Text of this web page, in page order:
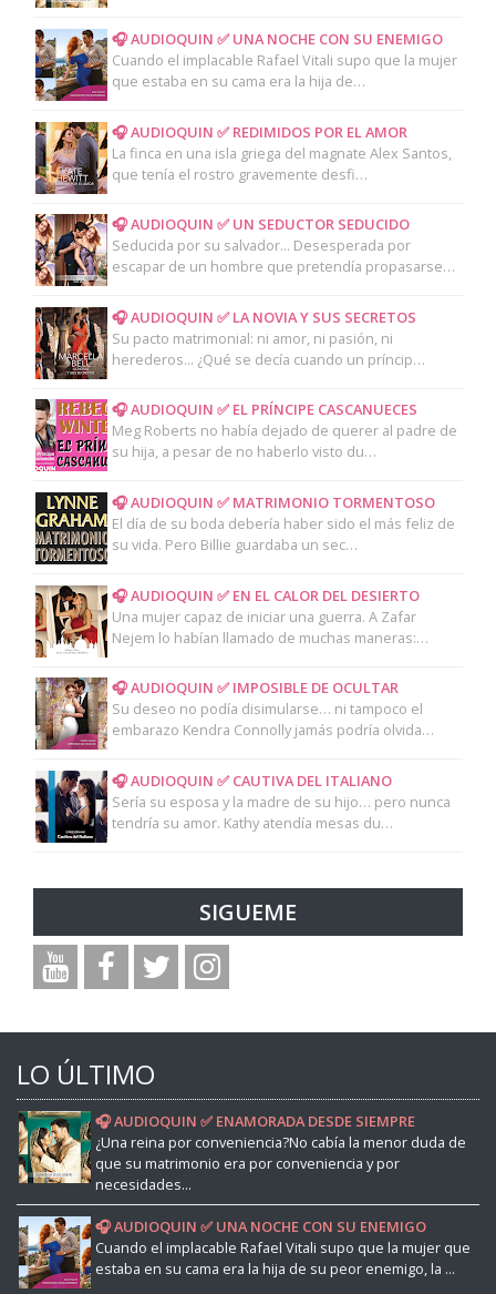
🎧 AUDIOQUIN ✅ UNA NOCHE CON SU ENEMIGO
Cuando el implacable Rafael Vitali supo que la mujer
que estaba en su cama era la hija de…
🎧 AUDIOQUIN ✅ REDIMIDOS POR EL AMOR
La finca en una isla griega del magnate Alex Santos,
que tenía el rostro gravemente desfi…
🎧 AUDIOQUIN ✅ UN SEDUCTOR SEDUCIDO
Seducida por su salvador... Desesperada por
escapar de un hombre que pretendía propasarse…
🎧 AUDIOQUIN ✅ LA NOVIA Y SUS SECRETOS
Su pacto matrimonial: ni amor, ni pasión, ni
herederos... ¿Qué se decía cuando un príncip…
🎧 AUDIOQUIN ✅ EL PRÍNCIPE CASCANUECES
Meg Roberts no había dejado de querer al padre de
su hija, a pesar de no haberlo visto du…
🎧 AUDIOQUIN ✅ MATRIMONIO TORMENTOSO
El día de su boda debería haber sido el más feliz de
su vida. Pero Billie guardaba un sec…
🎧 AUDIOQUIN ✅ EN EL CALOR DEL DESIERTO
Una mujer capaz de iniciar una guerra. A Zafar
Nejem lo habían llamado de muchas maneras:…
🎧 AUDIOQUIN ✅ IMPOSIBLE DE OCULTAR
Su deseo no podía disimularse… ni tampoco el
embarazo Kendra Connolly jamás podría olvida…
🎧 AUDIOQUIN ✅ CAUTIVA DEL ITALIANO
Sería su esposa y la madre de su hijo… pero nunca
tendría su amor. Kathy atendía mesas du…
SIGUEME
LO ÚLTIMO
🎧 AUDIOQUIN ✅ ENAMORADA DESDE SIEMPRE
¿Una reina por conveniencia?No cabía la menor duda de
que su matrimonio era por conveniencia y por
necesidades...
🎧 AUDIOQUIN ✅ UNA NOCHE CON SU ENEMIGO
Cuando el implacable Rafael Vitali supo que la mujer que
estaba en su cama era la hija de su peor enemigo, la ...